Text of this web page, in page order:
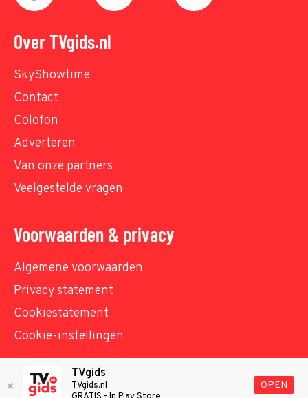
Over TVgids.nl
SkyShowtime
Contact
Colofon
Adverteren
Van onze partners
Veelgestelde vragen
Voorwaarden & privacy
Algemene voorwaarden
Privacy statement
Cookiestatement
Cookie-instellingen
© TVgids.nl 2026 - All rights reserved. No text and
TVgids
TVgids.nl
OPEN